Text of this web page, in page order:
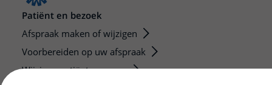
Patiënt en bezoek
Afspraak maken of wijzigen
Voorbereiden op uw afspraak
Wijzigen patiëntgegevens